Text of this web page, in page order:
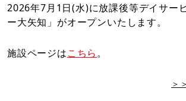
2026年7月1日(水)に放課後等デイサー
ー大矢知」がオープンいたします。
施設ページはこちら。
＞